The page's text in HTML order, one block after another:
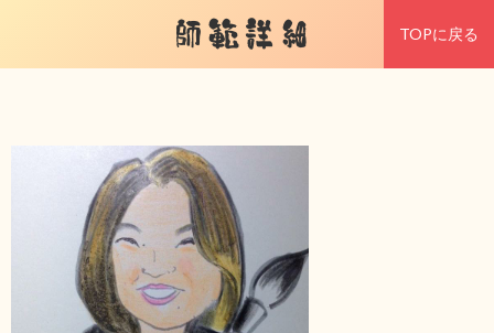
師範詳細 TOPに戻る